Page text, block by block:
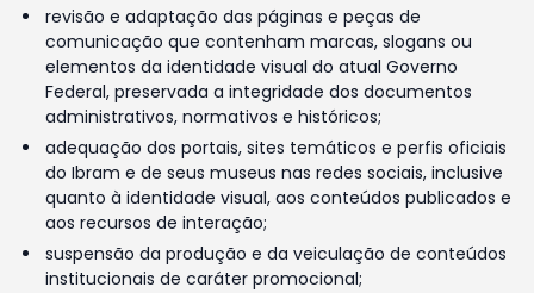
revisão e adaptação das páginas e peças de
comunicação que contenham marcas, slogans ou
elementos da identidade visual do atual Governo
Federal, preservada a integridade dos documentos
administrativos, normativos e históricos;
adequação dos portais, sites temáticos e perfis oficiais
do Ibram e de seus museus nas redes sociais, inclusive
quanto à identidade visual, aos conteúdos publicados e
aos recursos de interação;
suspensão da produção e da veiculação de conteúdos
institucionais de caráter promocional;